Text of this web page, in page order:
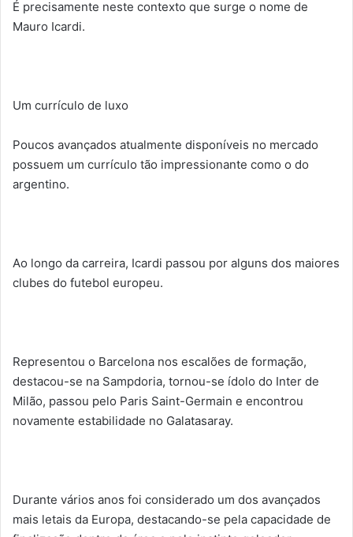
É precisamente neste contexto que surge o nome de
Mauro Icardi.
Um currículo de luxo
Poucos avançados atualmente disponíveis no mercado
possuem um currículo tão impressionante como o do
argentino.
Ao longo da carreira, Icardi passou por alguns dos maiores
clubes do futebol europeu.
Representou o Barcelona nos escalões de formação,
destacou-se na Sampdoria, tornou-se ídolo do Inter de
Milão, passou pelo Paris Saint-Germain e encontrou
novamente estabilidade no Galatasaray.
Durante vários anos foi considerado um dos avançados
mais letais da Europa, destacando-se pela capacidade de